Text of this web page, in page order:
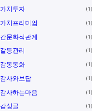
가치투자 1
가치프리미엄 1
간문화적관계 1
갈등관리 1
감동동화 1
감사와보답 1
감사하는마음 1
감성글 1